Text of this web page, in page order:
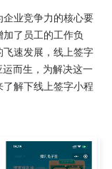
业竞争力的核心要
了员工的工作负
速发展，线上签字
而生，为解决这一
解下线上签字小程